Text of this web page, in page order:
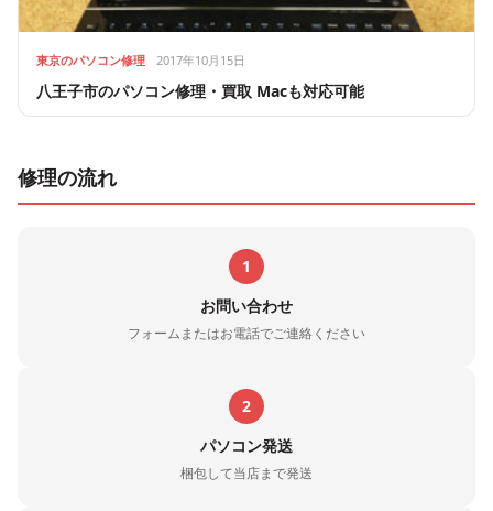
東京のパソコン修理 2017年10月15日
八王子市のパソコン修理・買取 Macも対応可能
修理の流れ
1
お問い合わせ
フォームまたはお電話でご連絡ください
2
パソコン発送
梱包して当店まで発送